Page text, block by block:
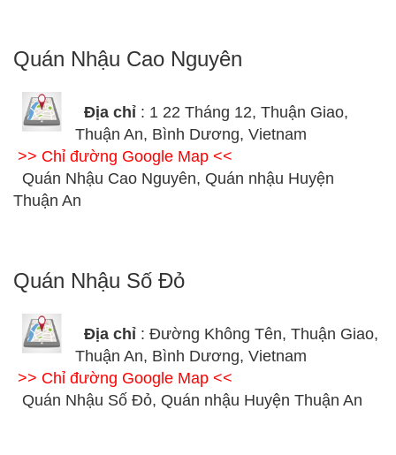
Quán Nhậu Cao Nguyên
Địa chỉ : 1 22 Tháng 12, Thuận Giao,
Thuận An, Bình Dương, Vietnam
>> Chỉ đường Google Map <<
Quán Nhậu Cao Nguyên, Quán nhậu Huyện
Thuận An
Quán Nhậu Số Đỏ
Địa chỉ : Đường Không Tên, Thuận Giao,
Thuận An, Bình Dương, Vietnam
>> Chỉ đường Google Map <<
Quán Nhậu Số Đỏ, Quán nhậu Huyện Thuận An